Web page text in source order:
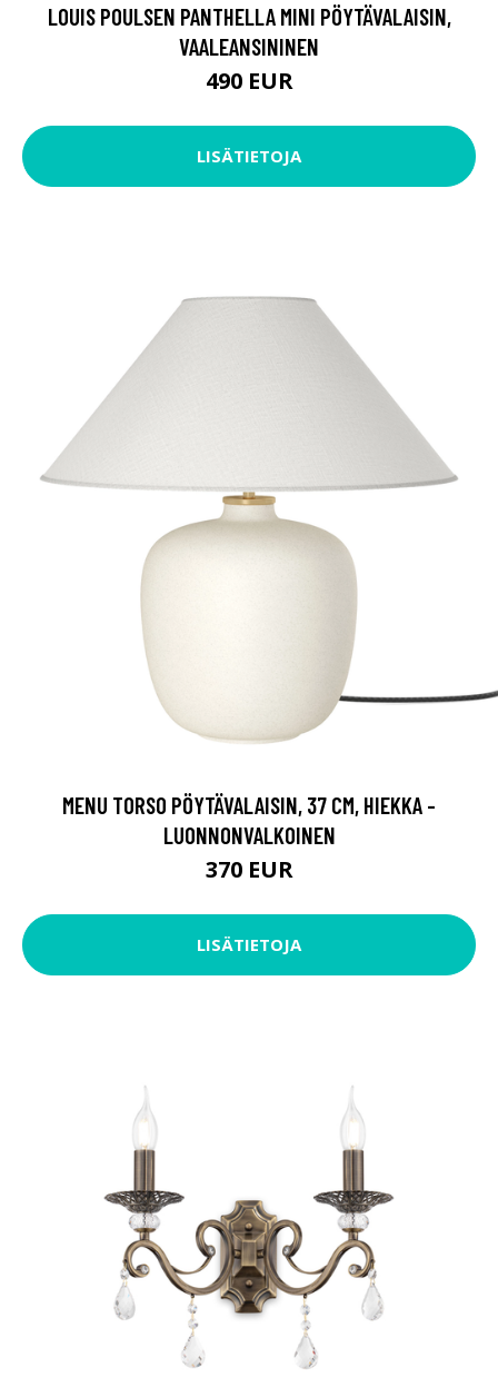
LOUIS POULSEN PANTHELLA MINI PÖYTÄVALAISIN,
VAALEANSININEN
490 EUR
LISÄTIETOJA
MENU TORSO PÖYTÄVALAISIN, 37 CM, HIEKKA -
LUONNONVALKOINEN
370 EUR
LISÄTIETOJA